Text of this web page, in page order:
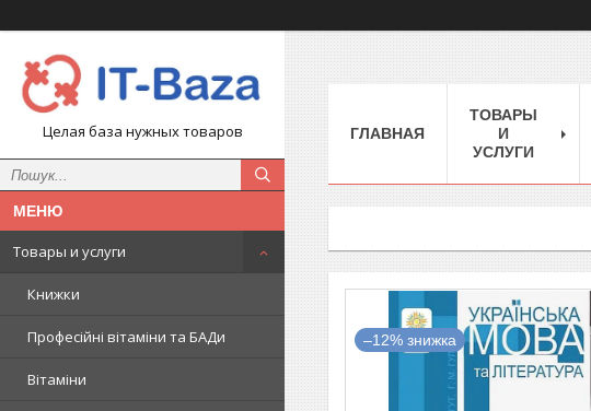
Целая база нужных товаров
Товары и услуги
Книжки
Професійні вітаміни та БАДи
Вітаміни
ГЛАВНАЯ
ТОВАРЫ
И
УСЛУГИ
–12%